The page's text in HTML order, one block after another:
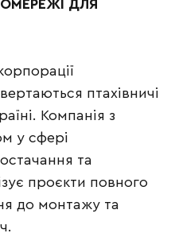
ДЛЯ
птахівничі
Компанія з
у сфері
та
проєкти повного
до монтажу та